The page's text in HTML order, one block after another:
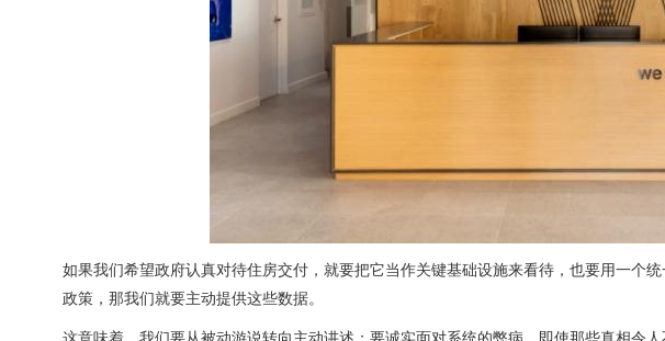
如果我们希望政府认真对待住房交付，就要把它当作关键基础设施来看待，也要用一个
政策，那我们就要主动提供这些数据。